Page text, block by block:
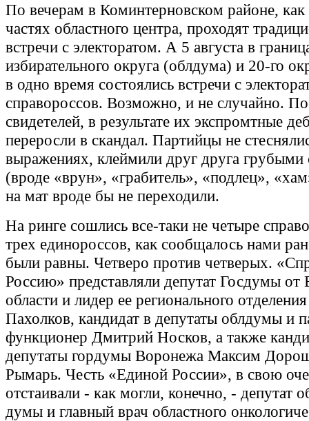
По вечерам в Коминтерновском районе, как
частях областного центра, проходят
встречи с электоратом. А 5 августа в
избирательного округа (облдума) и 20-го
в одно время состоялись встречи с
справороссов. Возможно, и не случайно.
свидетелей, в результате их экспромтные
переросли в скандал. Партийцы не
выражениях, клеймили друг друга грубыми
(вроде «врун», «грабитель», «подлец»,
на мат вроде бы не переходили.
На ринге сошлись все-таки не четыре
трех единороссов, как сообщалось нами
были равны. Четверо против четверых.
Россию» представляли депутат Госдумы от
области и лидер ее регионального
Пахолков, кандидат в депутаты облдумы и
функционер Дмитрий Носков, а также
депутаты гордумы Воронежа Максим
Рымарь. Честь «Единой России», в свою
отстаивали - как могли, конечно, - депутат
думы и главный врач областного